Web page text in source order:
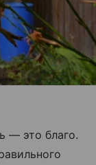
— это благо.